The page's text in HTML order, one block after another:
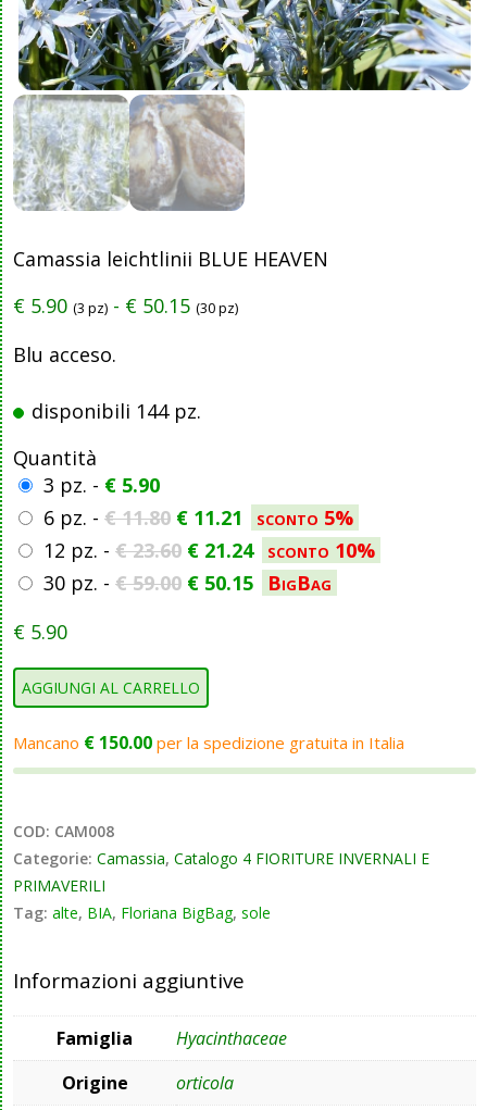
Camassia leichtlinii BLUE HEAVEN
€ 5.90 (3 pz) - € 50.15 (30 pz)
Blu acceso.
disponibili 144 pz.
Quantità
3 pz. - € 5.90
6 pz. - €11.80 € 11.21
sconto 5%
12 pz. - €23.60 € 21.24 sconto 10%
30 pz. - €59.00 € 50.15
BigBag
€ 5.90
AGGIUNGI AL CARRELLO
Mancano € 150.00 per la spedizione gratuita in Italia
COD: CAM008
Categorie: Camassia, Catalogo 4 FIORITURE INVERNALI E
PRIMAVERILI
Tag: alte, BIA, Floriana BigBag, sole
Informazioni aggiuntive
Famiglia
Hyacinthaceae
Origine
orticola